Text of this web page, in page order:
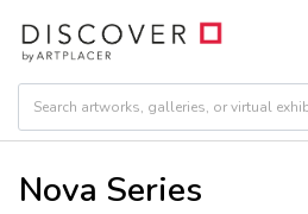
Nova Series